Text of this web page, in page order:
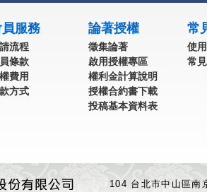
服務
流程
條款
費用
方式
論著授權
徵集論著
啟用授權專區
權利金計算說明
授權合約書下載
投稿基本資料表
常
使
常
104 台北市中山區